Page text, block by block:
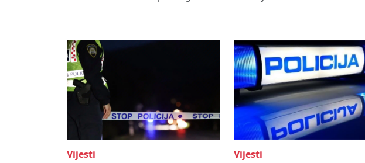
Vijesti Vijesti